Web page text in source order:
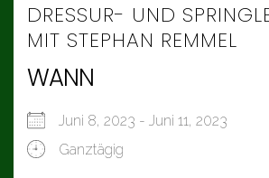
DRESSUR- UND
MIT STEPHAN REMMEL
WANN
Juni 8, 2023 - Juni 11, 2023
Ganztägig